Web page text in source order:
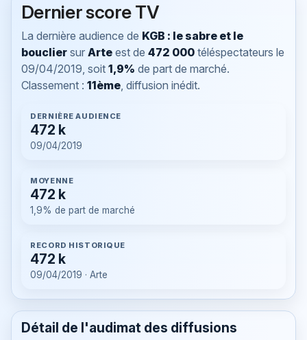
Dernier score TV
La dernière audience de KGB : le sabre et le
boucliersur Arteest de 472 000téléspectateurs le
09/04/2019, soit 1,9% de part de marché.
Classement : 11ème, diffusion inédit.
DERNIÈRE AUDIENCE
472 k
09/04/2019
MOYENNE
472 k
1,9% de part de marché
RECORD HISTORIQUE
472 k
09/04/2019 · Arte
Détail de l'audimat des diffusions